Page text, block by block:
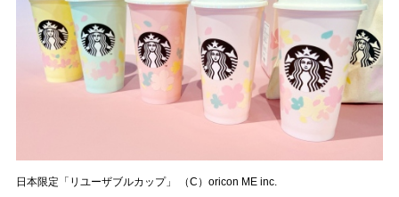
日本限定「リユーザブルカップ」 （C）oricon ME inc.